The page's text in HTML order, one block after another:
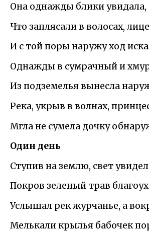
Она однажды блики увидала,
Что заплясали в волосах,
И с той поры наружу ход
Однажды в сумрачный и
Из подземелья вынесла
Река, укрыв в волнах,
Мгла не сумела дочку
Один день
Ступив на землю, свет
Покров зеленый трав
Услышал рек журчанье, а
Мелькали крылья бабочек